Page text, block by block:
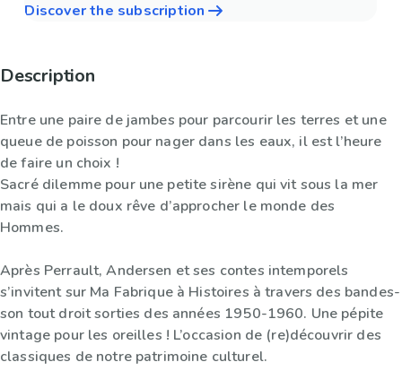
Discover the subscription
Description
Entre une paire de jambes pour parcourir les terres et une
queue de poisson pour nager dans les eaux, il est l’heure
de faire un choix !
Sacré dilemme pour une petite sirène qui vit sous la mer
mais qui a le doux rêve d’approcher le monde des
Hommes.
Après Perrault, Andersen et ses contes intemporels
s’invitent sur Ma Fabrique à Histoires à travers des bandes-
son tout droit sorties des années 1950-1960. Une pépite
vintage pour les oreilles ! L’occasion de (re)découvrir des
classiques de notre patrimoine culturel.